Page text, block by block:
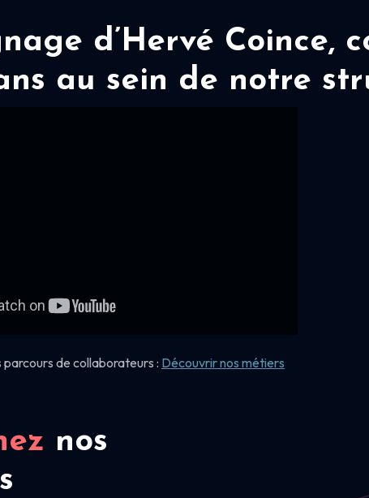
d’Hervé Coince,
au sein de notre
parcours de collaborateurs : Découvrir nos métiers
nos